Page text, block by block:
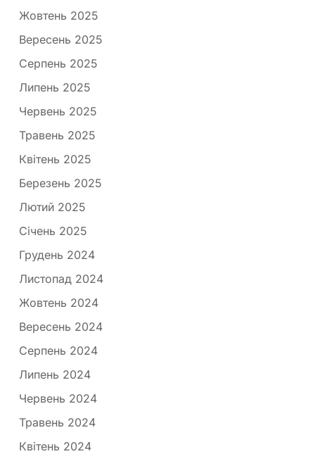
Жовтень 2025
Вересень 2025
Серпень 2025
Липень 2025
Червень 2025
Травень 2025
Квітень 2025
Березень 2025
Лютий 2025
Січень 2025
Грудень 2024
Листопад 2024
Жовтень 2024
Вересень 2024
Серпень 2024
Липень 2024
Червень 2024
Травень 2024
Квітень 2024